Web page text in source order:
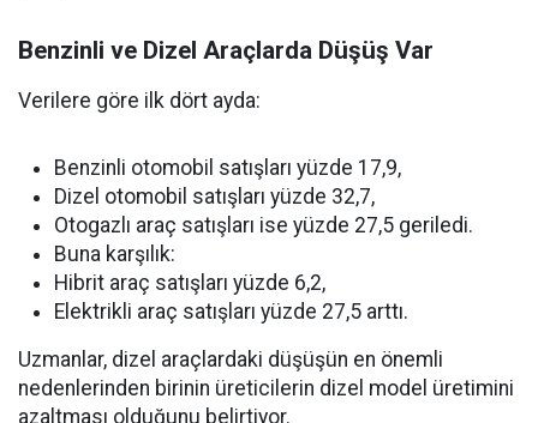
Benzinli ve Dizel Araçlarda Düşüş Var
Verilere göre ilk dört ayda:
Benzinli otomobil satışları yüzde 17,9,
Dizel otomobil satışları yüzde 32,7,
Otogazlı araç satışları ise yüzde 27,5 geriledi.
Buna karşılık:
Hibrit araç satışları yüzde 6,2,
Elektrikli araç satışları yüzde 27,5 arttı.
Uzmanlar, dizel araçlardaki düşüşün en önemli
nedenlerinden birinin üreticilerin dizel model üretimini
azaltması olduğunu belirtiyor.